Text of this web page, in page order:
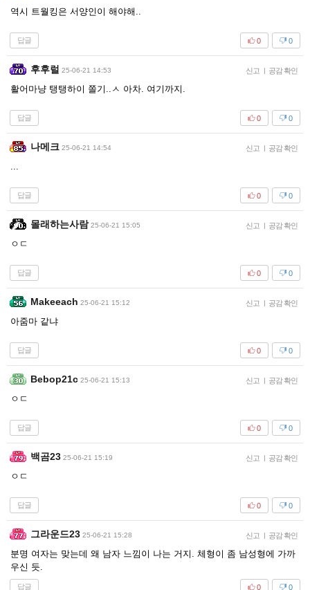
역시 트월킹은 서양인이 해야해..
답글 0
0
후후럴 25-06-21 14:53 신고 | 공감 확인
활어마냥 탱탱하이 쫄기..ㅅ 아차. 여기까지.
답글 0
0
나메크 25-06-21 14:54 신고 | 공감 확인
...
답글 0
0
몰래하는사람 25-06-21 15:05 신고 | 공감 확인
ㅇㄷ
답글 0
0
Makeeach 25-06-21 15:12 신고 | 공감 확인
아줌마 같냐
답글 0
0
Bebop21c 25-06-21 15:13 신고 | 공감 확인
ㅇㄷ
답글 0
0
백곰23 25-06-21 15:19 신고 | 공감 확인
ㅇㄷ
답글 0
0
그라운드23 25-06-21 15:28 신고 | 공감 확인
분명 여자는 맞는데 왜 남자 느낌이 나는 거지. 체형이 좀 남성형에 가까
우신 듯.
답글 0
0